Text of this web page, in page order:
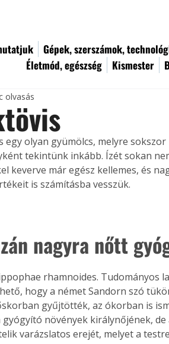
Gépek, szerszámok,
Életmód, egészség
Kismester
olvasás
egy olyan gyümölcs, melyre
tekintünk inkább. Ízét sokan
keverve már egész kellemes, és
is számításba vesszük.
nagyra nőtt
rhamnoides. Tudományos
hogy a német Sandorn szó
gyűjtötték, az ókorban is
gyógyító növények királynőjének,
varázslatos erejét, melyet a